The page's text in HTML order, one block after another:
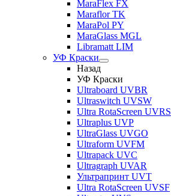
MaraFlex FX
Maraflor TK
MaraPol PY
MaraGlass MGL
Libramatt LIM
УФ Краски
Назад
УФ Краски
Ultraboard UVBR
Ultraswitch UVSW
Ultra RotaScreen UVRS
Ultraplus UVP
UltraGlass UVGO
Ultraform UVFM
Ultrapack UVC
Ultragraph UVAR
Ультрапринт UVT
Ultra RotaScreen UVSF